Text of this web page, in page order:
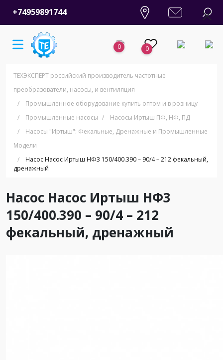
+74959891744
0 0
ТЕХЭКСПЕРТ российский производитель частотные
преобразователи, насосы, и вентиляция
/
Промышленное оборудование купить оптом и в розницу
/
Промышленные насосы /
Насосы Иртыш ПФ, НФ, ПД
/
Насосы "Иртыш": Фекальные, Дренажные и Промышленные
Модели
/
Насос Насос Иртыш НФ3 150/400.390 – 90/4 – 212 фекальный,
дренажный
Насос Насос Иртыш НФ3
150/400.390 – 90/4 – 212
фекальный, дренажный